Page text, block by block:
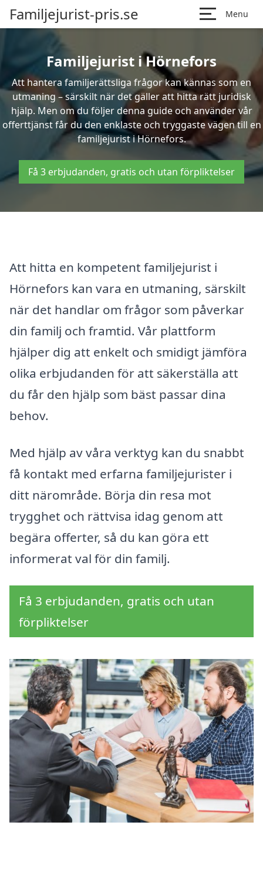
Familjejurist-pris.se Menu
Familjejurist i Hörnefors
Att hantera familjerättsliga frågor kan kännas som en
utmaning – särskilt när det gäller att hitta rätt juridisk
hjälp. Men om du följer denna guide och använder vår
offerttjänst får du den enklaste och tryggaste vägen till en
familjejurist i Hörnefors.
Få 3 erbjudanden, gratis och utan förpliktelser
Att hitta en kompetent familjejurist i
Hörnefors kan vara en utmaning, särskilt
när det handlar om frågor som påverkar
din familj och framtid. Vår plattform
hjälper dig att enkelt och smidigt jämföra
olika erbjudanden för att säkerställa att
du får den hjälp som bäst passar dina
behov.
Med hjälp av våra verktyg kan du snabbt
få kontakt med erfarna familjejurister i
ditt närområde. Börja din resa mot
trygghet och rättvisa idag genom att
begära offerter, så du kan göra ett
informerat val för din familj.
Få 3 erbjudanden, gratis och utan
förpliktelser